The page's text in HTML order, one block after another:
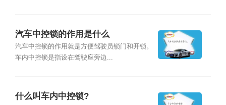
汽车中控锁的作用是什么
汽车中控锁的作用就是方便驾驶员锁门和开锁。
车内中控锁是指设在驾驶座旁边...
什么叫车内中控锁?